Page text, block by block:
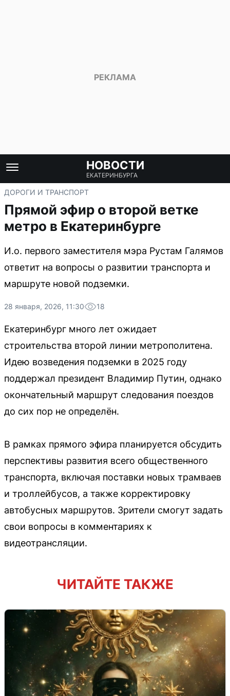
НОВОСТИ
ЕКАТЕРИНБУРГА
ДОРОГИ И ТРАНСПОРТ
Прямой эфир о второй ветке
метро в Екатеринбурге
И.о. первого заместителя мэра Рустам Галямов
ответит на вопросы о развитии транспорта и
маршруте новой подземки.
28 января, 2026, 11:30 18
Екатеринбург много лет ожидает
строительства второй линии метрополитена.
Идею возведения подземки в 2025 году
поддержал президент Владимир Путин, однако
окончательный маршрут следования поездов
до сих пор не определён.
В рамках прямого эфира планируется обсудить
перспективы развития всего общественного
транспорта, включая поставки новых трамваев
и троллейбусов, а также корректировку
автобусных маршрутов. Зрители смогут задать
свои вопросы в комментариях к
видеотрансляции.
ЧИТАЙТЕ ТАКЖЕ